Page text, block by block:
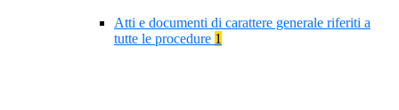
Atti e documenti di carattere generale riferiti a
tutte le procedure 1